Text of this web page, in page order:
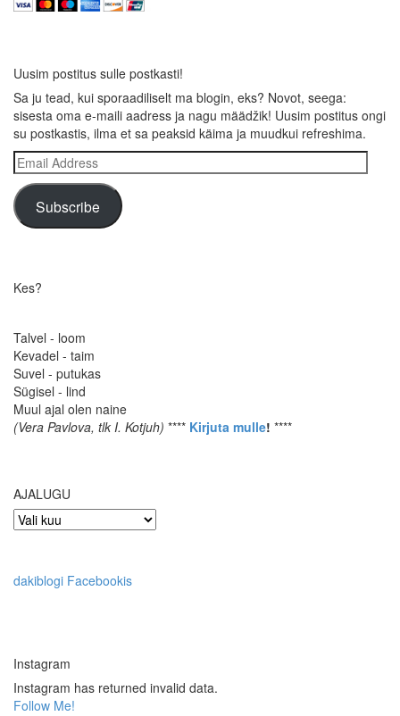
Uusim postitus sulle postkasti!
Sa ju tead, kui sporaadiliselt ma blogin, eks? Novot, seega:
sisesta oma e-maili aadress ja nagu määdžik! Uusim postitus ongi
su postkastis, ilma et sa peaksid käima ja muudkui refreshima.
Email
Address
Subscribe
Kes?
Talvel - loom
Kevadel - taim
Suvel - putukas
Sügisel - lind
Muul ajal olen naine
(Vera Pavlova, tlk I. Kotjuh) **** Kirjuta mulle! ****
AJALUGU
AJALUGU
dakiblogi Facebookis
Instagram
Instagram has returned invalid data.
Follow Me!